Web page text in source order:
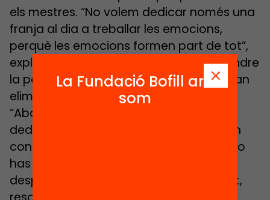
els mestres. “No volem dedicar només una
franja al dia a treballar les emocions,
perquè les emocions formen part de tot”,
explica el Francesc. Per aconseguir atendre
la part emocional sempre que calgui, van
eliminar les franges horàries que tenien:
“Abans pensàvem ‘no pot ser que
dediquem l’hora de català a resoldre un
conflicte’. No, com el conflicte ja hi és, ho
has de resoldre quan toca”, així que
després de trencar l’esquema parcel·lat,
La Fundació Bofill ara
som